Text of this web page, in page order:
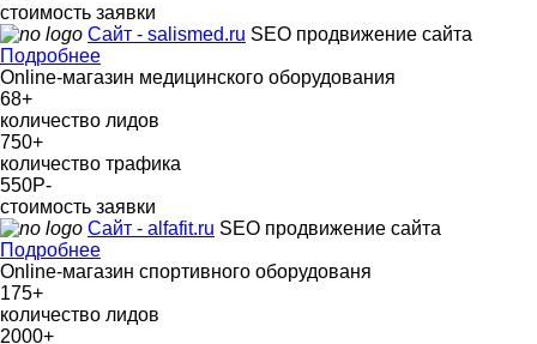
стоимость заявки
Сайт - salismed.ru SEO продвижение сайта
Подробнее
Online-магазин медицинского оборудования
68+
количество лидов
750+
количество трафика
550Р-
стоимость заявки
Сайт - alfafit.ru SEO продвижение сайта
Подробнее
Online-магазин спортивного оборудованя
175+
количество лидов
2000+